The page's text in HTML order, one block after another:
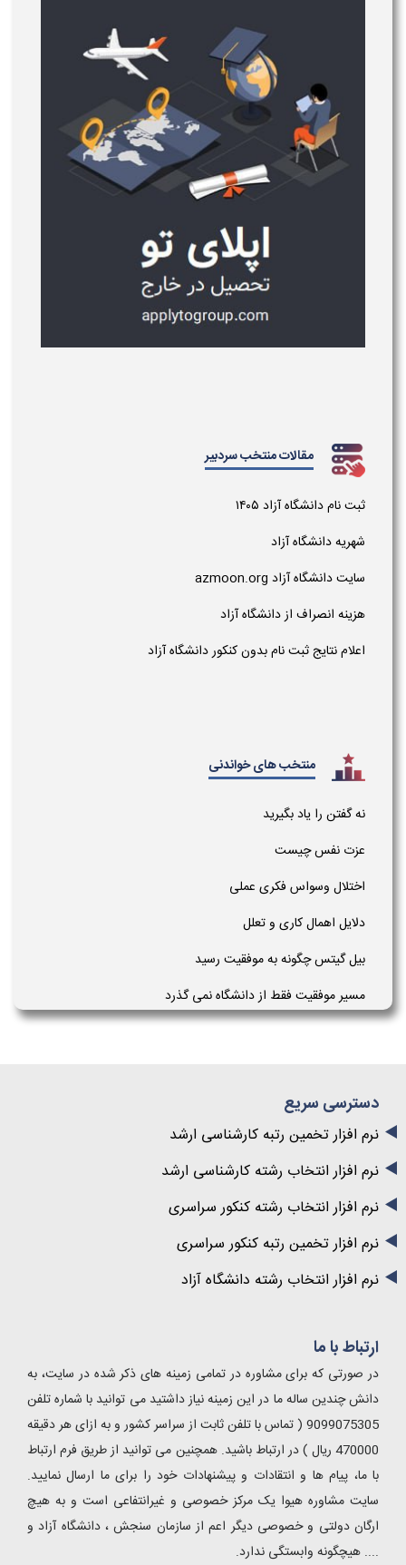
مقالات منتخب سردبیر
ثبت نام دانشگاه آزاد ۱۴۰۵
شهریه دانشگاه آزاد
سایت دانشگاه آزاد azmoon.org
هزینه انصراف از دانشگاه آزاد
اعلام نتایج ثبت نام بدون کنکور دانشگاه آزاد
منتخب های خواندنی
نه گفتن را یاد بگیرید
عزت نفس چیست
اختلال وسواس فکری عملی
دلایل اهمال کاری و تعلل
بیل گیتس چگونه به موفقیت رسید
مسیر موفقیت فقط از دانشگاه نمی گذرد
دسترسی سریع
نرم افزار تخمین رتبه کارشناسی ارشد
نرم افزار انتخاب رشته کارشناسی ارشد
نرم افزار انتخاب رشته کنکور سراسری
نرم افزار تخمین رتبه کنکور سراسری
نرم افزار انتخاب رشته دانشگاه آزاد
ارتباط با ما
در صورتی که برای مشاوره در تمامی زمینه های ذکر شده در سایت، به
دانش چندین ساله ما در این زمینه نیاز داشتید می توانید با شماره تلفن
9099075305 ( تماس با تلفن ثابت از سراسر کشور و به ازای هر دقیقه
470000 ریال ) در ارتباط باشید. همچنین می توانید از طریق فرم ارتباط
با ما، پیام ها و انتقادات و پیشنهادات خود را برای ما ارسال نمایید.
سایت مشاوره هیوا یک مرکز خصوصی و غیرانتفاعی است و به هیچ
ارگان دولتی و خصوصی دیگر اعم از سازمان سنجش ، دانشگاه آزاد و
.... هیچگونه وابستگی ندارد.